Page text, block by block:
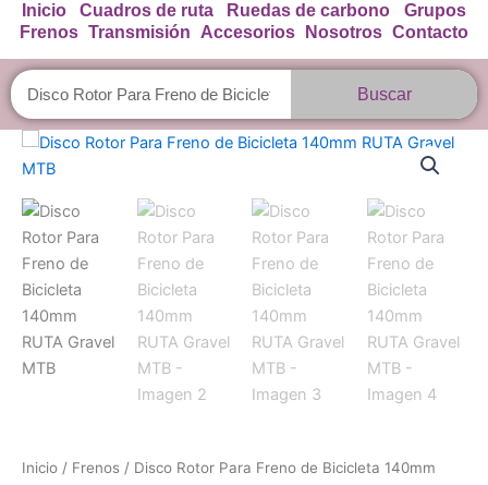
Inicio Cuadros de ruta Ruedas de carbono
Grupos
Frenos Transmisión Accesorios Nosotros Contacto
Buscar
Buscar
Inicio / Frenos / Disco Rotor Para Freno de Bicicleta 140mm
Disco
Rotor
Para
Freno
de
Bicicleta
140mm
RUTA
Gravel
MTB